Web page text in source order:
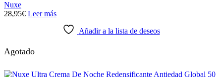
Nuxe
28,95€ Leer más
Añadir a la lista de deseos
Agotado